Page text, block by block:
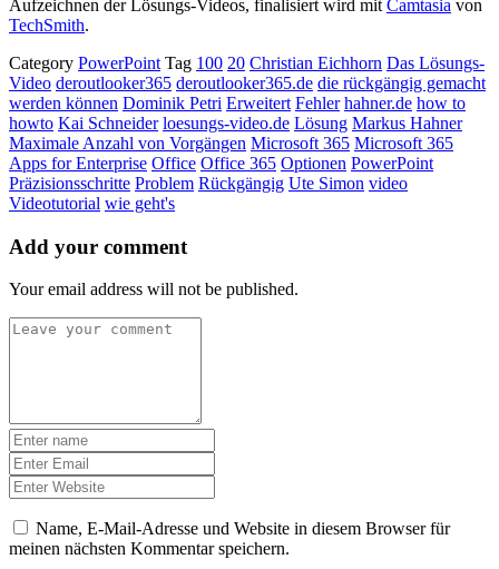
Aufzeichnen der Lösungs-Videos, finalisiert wird mit Camtasia von
TechSmith.
Category PowerPoint Tag 100 20 Christian Eichhorn Das Lösungs-
Video deroutlooker365 deroutlooker365.de die rückgängig gemacht
werden können Dominik Petri Erweitert Fehler hahner.de how to
howto Kai Schneider loesungs-video.de Lösung Markus Hahner
Maximale Anzahl von Vorgängen Microsoft 365 Microsoft 365
Apps for Enterprise Office Office 365 Optionen PowerPoint
Präzisionsschritte Problem Rückgängig Ute Simon video
Videotutorial wie geht's
Add your comment
Your email address will not be published.
Name, E-Mail-Adresse und Website in diesem Browser für
meinen nächsten Kommentar speichern.